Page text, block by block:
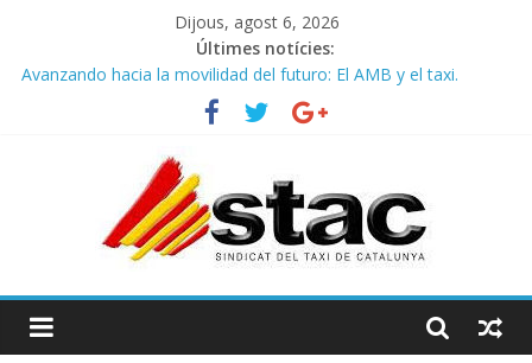
Dijous, agost 6, 2026
Últimes notícies:
Avanzando hacia la movilidad del futuro: El AMB y el taxi.
Programa de Radio TAXI LIBRE 29.07.2026 en COOLTURA FM.
STAC/ATC SOLICITAN TAULA TÈCNICA PARA MEJORAR LA
OPERATIVA DE ENTRADA EN EL PUERTO DE BARCELONA.
Programa de Radio TAXI LIBRE 22.07.2026 en COOLTURA FM.
Edición 385
COMUNICADO CONJUNTO STAC – ATC